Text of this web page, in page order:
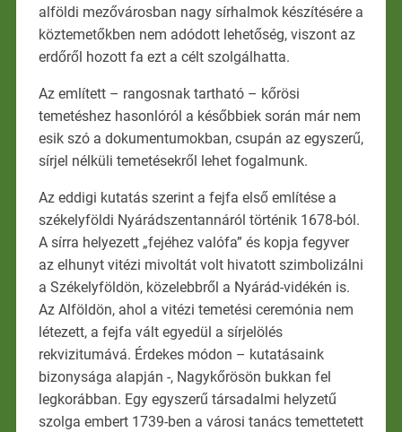
alföldi mezővárosban nagy sírhalmok készítésére a
köztemetőkben nem adódott lehetőség, viszont az
erdőről hozott fa ezt a célt szolgálhatta.
Az említett – rangosnak tartható – kőrösi
temetéshez hasonlóról a későbbiek során már nem
esik szó a dokumentumokban, csupán az egyszerű,
sírjel nélküli temetésekről lehet fogalmunk.
Az eddigi kutatás szerint a fejfa első említése a
székelyföldi Nyárádszentannáról történik 1678-ból.
A sírra helyezett „fejéhez valófa” és kopja fegyver
az elhunyt vitézi mivoltát volt hivatott szimbolizálni
a Székelyföldön, közelebbről a Nyárád-vidékén is.
Az Alföldön, ahol a vitézi temetési ceremónia nem
létezett, a fejfa vált egyedül a sírjelölés
rekvizitumává. Érdekes módon – kutatásaink
bizonysága alapján -, Nagykőrösön bukkan fel
legkorábban. Egy egyszerű társadalmi helyzetű
szolga embert 1739-ben a városi tanács temettetett